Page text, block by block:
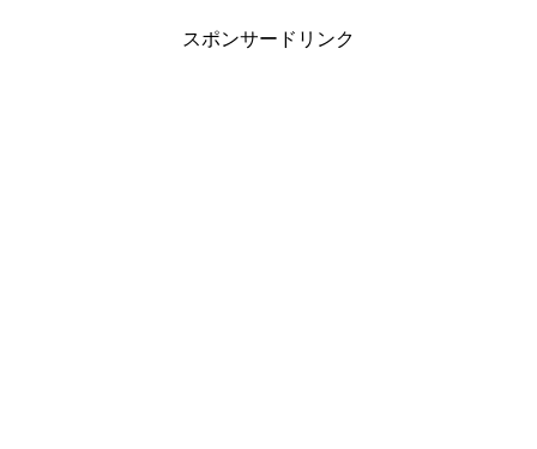
スポンサードリンク